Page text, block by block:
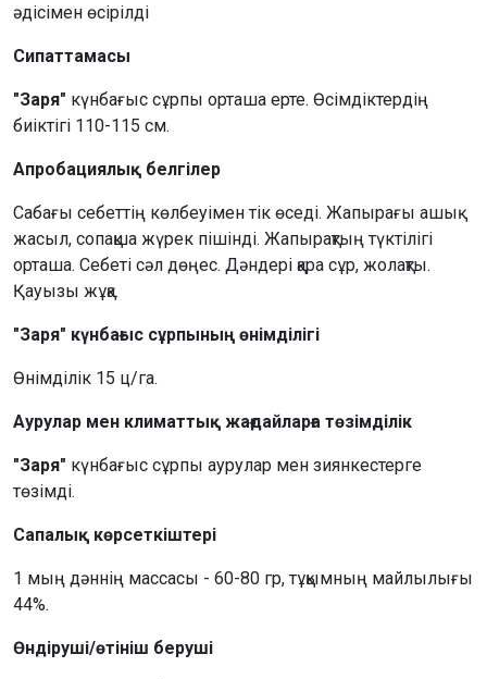
әдісімен өсірілді
Сипаттамасы
"Заря" күнбағыс сұрпы орташа ерте. Өсімдіктердің
биіктігі 110-115 см.
Апробациялық белгілер
Сабағы себеттің көлбеуімен тік өседі. Жапырағы ашық
жасыл, сопақша жүрек пішінді. Жапырақтың түктілігі
орташа. Себеті сәл дөңес. Дәндері қара сұр, жолақты.
Қауызы жұқа.
"Заря" күнбағыс сұрпының өнімділігі
Өнімділік 15 ц/га.
Аурулар мен климаттық жағдайларға төзімділік
"Заря" күнбағыс сұрпы аурулар мен зиянкестерге
төзімді.
Сапалық көрсеткіштері
1 мың дәннің массасы - 60-80 гр, тұқымның майлылығы
44%.
Өндіруші/өтініш беруші